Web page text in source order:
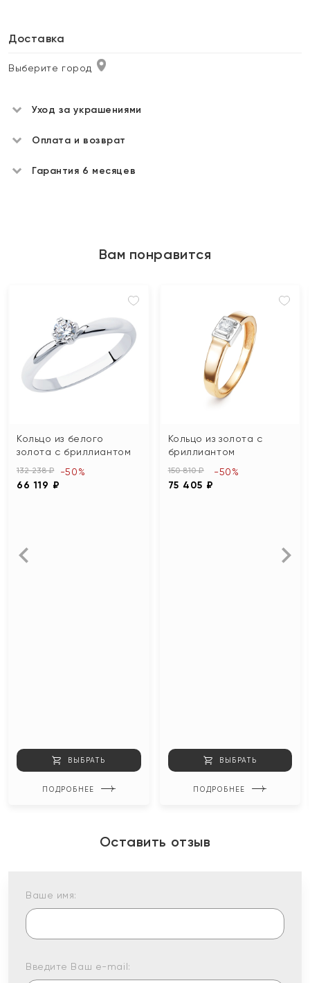
Доставка
Выберите город
Уход за украшениями
Оплата и возврат
Гарантия 6 месяцев
Вам понравится
Кольцо из белого
золота с бриллиантом
132 238 ₽
66 119 ₽
-50%
ВЫБРАТЬ
ПОДРОБНЕЕ
Кольцо из золота с
бриллиантом
150 810 ₽
75 405 ₽
-50%
ВЫБРАТЬ
ПОДРОБНЕЕ
Оставить отзыв
Ваше имя:
Введите Ваш e-mail: